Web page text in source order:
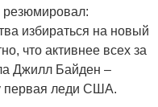
резюмировал:
избираться на новый
что активнее всех за
Джилл Байден –
первая леди США.